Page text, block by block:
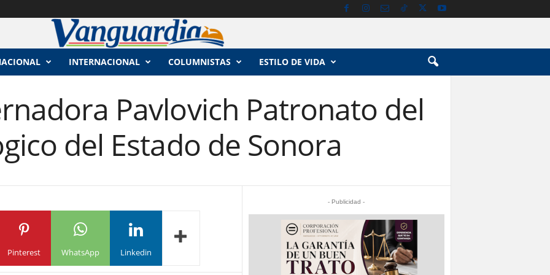
INTERNACIONAL COLUMNISTAS ESTILO DE VIDA
Pavlovich Patronato del
del Estado de Sonora
Pinterest WhatsApp Linkedin
- Publicidad -